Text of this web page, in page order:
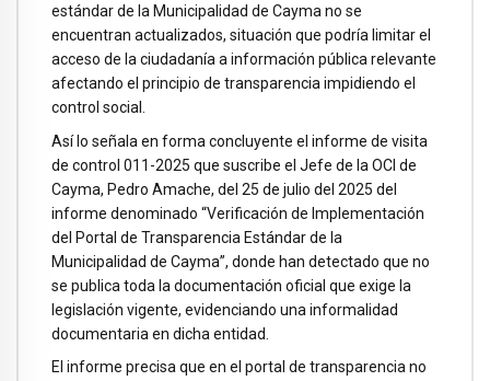
estándar de la Municipalidad de Cayma no se
encuentran actualizados, situación que podría limitar el
acceso de la ciudadanía a información pública relevante
afectando el principio de transparencia impidiendo el
control social.
Así lo señala en forma concluyente el informe de visita
de control 011-2025 que suscribe el Jefe de la OCI de
Cayma, Pedro Amache, del 25 de julio del 2025 del
informe denominado “Verificación de Implementación
del Portal de Transparencia Estándar de la
Municipalidad de Cayma”, donde han detectado que no
se publica toda la documentación oficial que exige la
legislación vigente, evidenciando una informalidad
documentaria en dicha entidad.
El informe precisa que en el portal de transparencia no